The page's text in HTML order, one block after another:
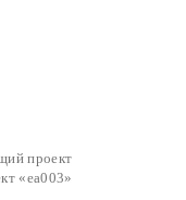
проект